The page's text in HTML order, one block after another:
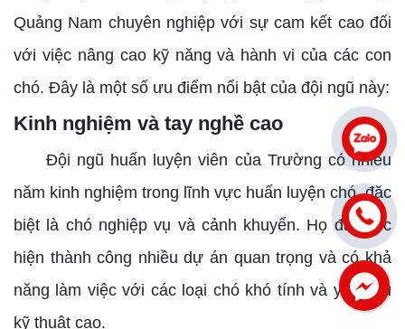
Quảng Nam chuyên nghiệp với sự cam kết cao đối
với việc nâng cao kỹ năng và hành vi của các con
chó. Đây là một số ưu điểm nổi bật của đội ngũ này:
Kinh nghiệm và tay nghề cao
Đội ngũ huấn luyện viên của Trường có nhiều
năm kinh nghiệm trong lĩnh vực huấn luyện chó, đặc
biệt là chó nghiệp vụ và cảnh khuyển. Họ đã thực
hiện thành công nhiều dự án quan trọng và có khả
năng làm việc với các loại chó khó tính và yêu cầu
kỹ thuật cao.